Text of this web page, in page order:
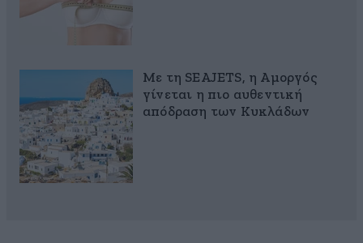
Με τη SEAJETS, η Αμοργός
γίνεται η πιο αυθεντική
απόδραση των Κυκλάδων